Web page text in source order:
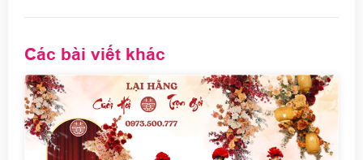
Các bài viết khác